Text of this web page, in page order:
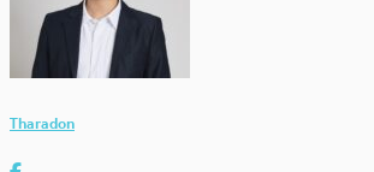
Tharadon